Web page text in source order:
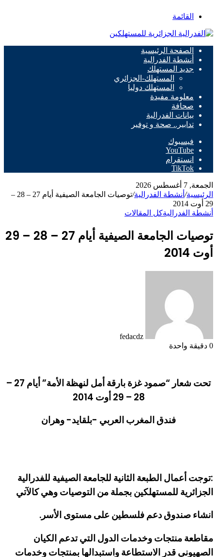
القائمة
الصفحة الرئيسية
أنشطة الفدرالية
جديد المستهلك
المستهلك-الجزائري
المستهلك دوليا
معلومة مفيدة
صحافة
بيانات الفدرالية
تدابير.. صحة و توفير
فيسبوك
‫YouTube
انستقرام
‫TikTok
الجمعة, 7 أغسطس 2026
الرئيسية/ أنشطة الفدرالية/
توصيات الجامعة الصيفية أيام 27 – 28 –
29 أوت 2014
أنشطة الفدراليةكل المقالات
توصيات الجامعة الصيفية أيام 27 – 28 – 29
أوت 2014
fedacdz
0 دقيقة واحدة
تحت شعار “صمود غزة بارقة أمل لنهظة الأمة” أيام 27 –
28 – 29 أوت 2014
فندق المغرب العربي -بلقايد- وهران
:توجت أعمال الطبعة الثانية للجامعة الصيفية للفدرالية
الجزائرية للمستهلكين بجملة من التوصيات وهي كالآتي
انشاء صندوق دعم فلسطين على مستوى الأسر.
مقاطعة منتجات وخدمات الدول التي تدعم الكيان
الصهيوني قدر الاستطاعة واستبدالها بمنتجات وخدمات